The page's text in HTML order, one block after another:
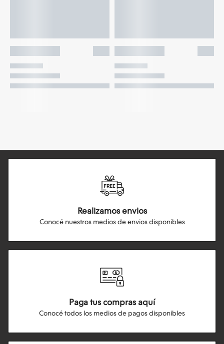
Realizamos envios
Conocé nuestros medios de envios disponibles
Paga tus compras aquí
Conocé todos los medios de pagos disponibles